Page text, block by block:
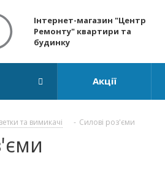
Інтернет-магазин "Центр
Ремонту" квартири та
будинку
Акції
та вимикачі - Силові роз'єми